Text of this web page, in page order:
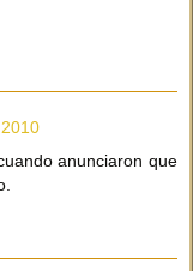
anunciaron que